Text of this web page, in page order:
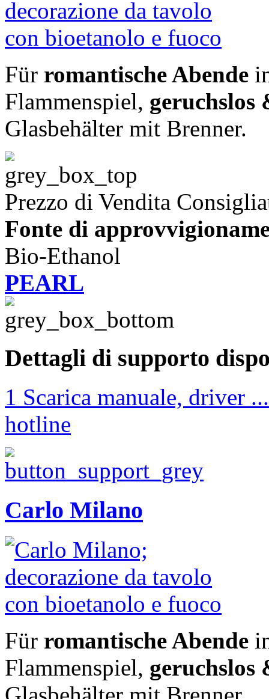
Für romantische Abende
Flammenspiel, geruchslos
Glasbehälter mit Brenner.
Prezzo di Vendita
Fonte di
Bio-Ethanol
PEARL
Dettagli di supporto
1 Scarica manuale, driver ...
hotline
Carlo Milano
Für romantische Abende
Flammenspiel, geruchslos